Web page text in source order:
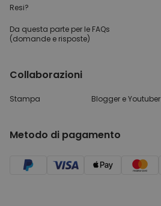
Resi?
Da questa parte per le FAQs
(domande e risposte)
Collaborazioni
Stampa Blogger e Youtuber
Metodo di pagamento